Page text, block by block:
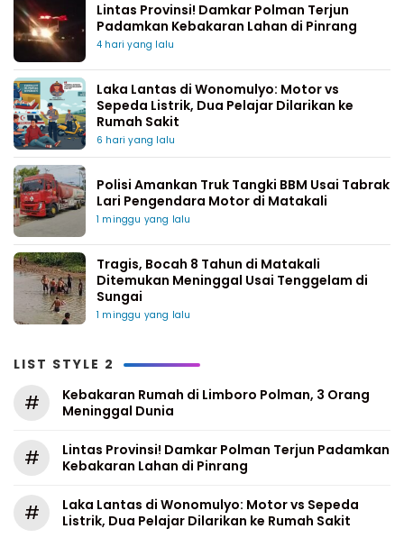
Lintas Provinsi! Damkar Polman Terjun
Padamkan Kebakaran Lahan di Pinrang
4 hari yang lalu
Laka Lantas di Wonomulyo: Motor vs
Sepeda Listrik, Dua Pelajar Dilarikan ke
Rumah Sakit
6 hari yang lalu
Polisi Amankan Truk Tangki BBM Usai Tabrak
Lari Pengendara Motor di Matakali
1 minggu yang lalu
Tragis, Bocah 8 Tahun di Matakali
Ditemukan Meninggal Usai Tenggelam di
Sungai
1 minggu yang lalu
LIST STYLE 2
#
Kebakaran Rumah di Limboro Polman, 3 Orang
Meninggal Dunia
#
Lintas Provinsi! Damkar Polman Terjun Padamkan
Kebakaran Lahan di Pinrang
#
Laka Lantas di Wonomulyo: Motor vs Sepeda
Listrik, Dua Pelajar Dilarikan ke Rumah Sakit